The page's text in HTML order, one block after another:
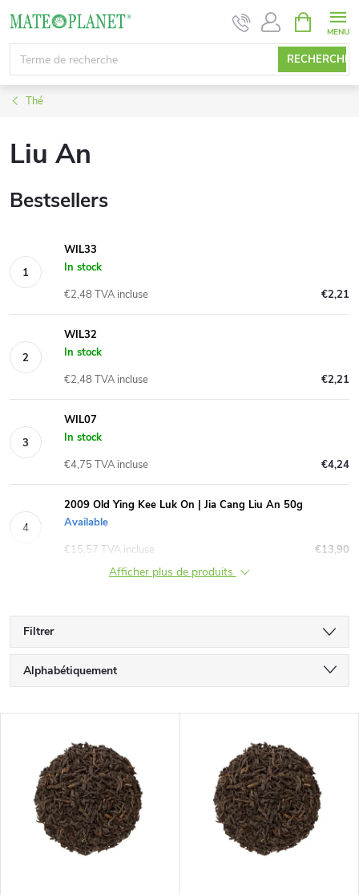
au
contenu
RECHERCHE
PANIER
D'ACHAT
Thé
Liu An
Bestsellers
WIL33
In stock
€2,21
€2,48 TVA incluse
WIL32
In stock
€2,21
€2,48 TVA incluse
WIL07
In stock
€4,24
€4,75 TVA incluse
2009 Old Ying Kee Luk On | Jia Cang Liu An 50g
Available
€13,90
€15,57 TVA incluse
Afficher plus de produits
Filtrer
T
r
Alphabétiquement
Bestsellers